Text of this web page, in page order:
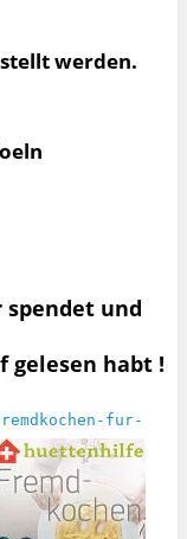
werden.
spendet und
gelesen habt !
fur-